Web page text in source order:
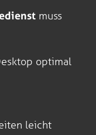
muss
optimal
leicht